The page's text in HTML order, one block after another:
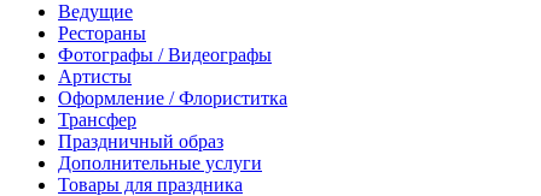
Ведущие
Рестораны
Фотографы / Видеографы
Артисты
Оформление / Флориститка
Трансфер
Праздничный образ
Дополнительные услуги
Товары для праздника